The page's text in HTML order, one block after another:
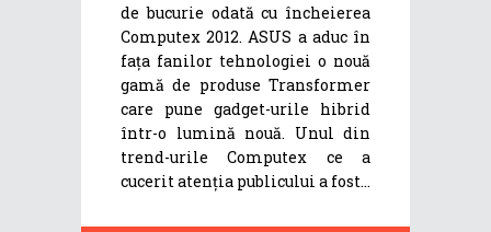
de bucurie odată cu încheierea
Computex 2012. ASUS a aduc în
fața fanilor tehnologiei o nouă
gamă de produse Transformer
care pune gadget-urile hibrid
într-o lumină nouă. Unul din
trend-urile Computex ce a
cucerit atenția publicului a fost